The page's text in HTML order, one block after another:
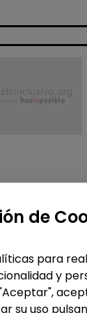
de
para
y
su uso